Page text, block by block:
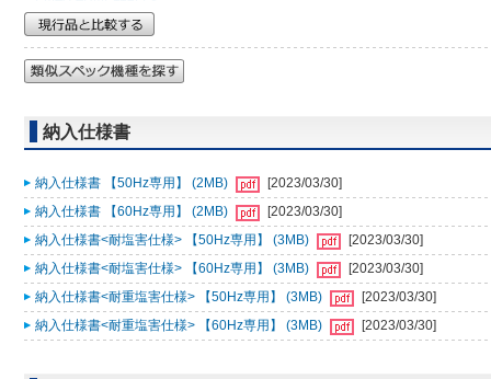
納入仕様書
納入仕様書 【50Hz専用】 (2MB)
[2023/03/30]
納入仕様書 【60Hz専用】 (2MB)
[2023/03/30]
納入仕様書<耐塩害仕様> 【50Hz専用】 (3MB)
[2023/03/30]
納入仕様書<耐塩害仕様> 【60Hz専用】 (3MB)
[2023/03/30]
納入仕様書<耐重塩害仕様> 【50Hz専用】 (3MB)
[2023/03/30]
納入仕様書<耐重塩害仕様> 【60Hz専用】 (3MB)
[2023/03/30]